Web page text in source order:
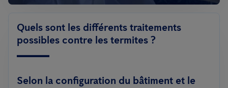
Quels sont les différents traitements
possibles contre les termites ?
Selon la configuration du bâtiment et le